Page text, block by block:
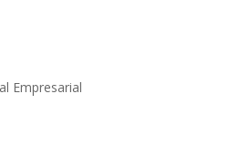
Empresarial